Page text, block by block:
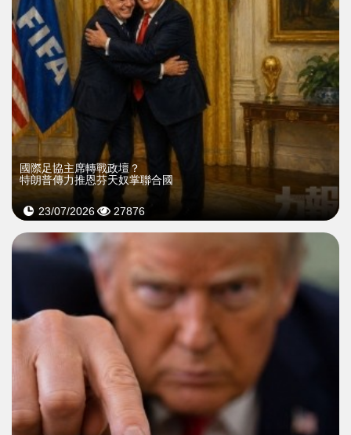
國際足協主席轉戰政壇？
特朗普傳力推恩芬天奴掌聯合國
23/07/2026 27876